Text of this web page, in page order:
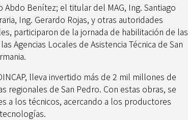
Benítez; el titular del MAG, Ing. Santiago
Ing. Gerardo Rojas, y otras autoridades
participaron de la jornada de habilitación de las
Agencias Locales de Asistencia Técnica de San
lleva invertido más de 2 mil millones de
regionales de San Pedro. Con estas obras, se
a los técnicos, acercando a los productores